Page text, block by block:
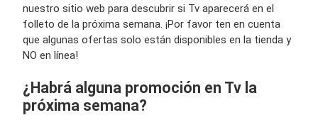
nuestro sitio web para descubrir si Tv aparecerá en el
folleto de la próxima semana. ¡Por favor ten en cuenta
que algunas ofertas solo están disponibles en la tienda y
NO en línea!
¿Habrá alguna promoción en Tv la
próxima semana?